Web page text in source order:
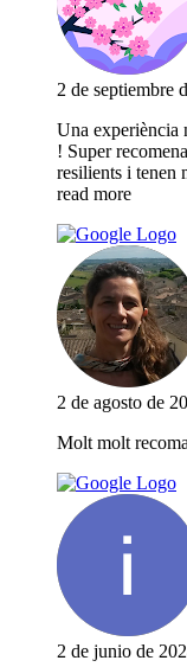
2 de septiembre
Una experiència
! Super
resilients i tenen
read more
2 de agosto de
Molt molt
2 de junio de